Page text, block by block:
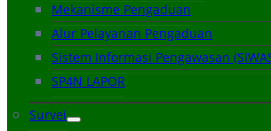
Mekanisme Pengaduan
Alur Pelayanan Pengaduan
Sistem Informasi Pengawasan
SP4N LAPOR
Survei